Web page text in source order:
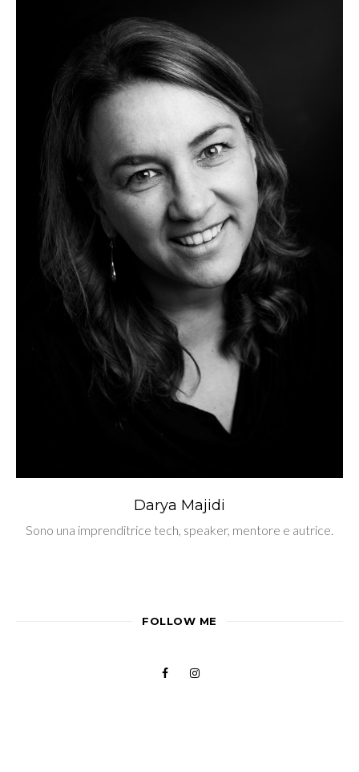
Darya Majidi
Sono una imprenditrice tech, speaker, mentore e autrice.
FOLLOW ME